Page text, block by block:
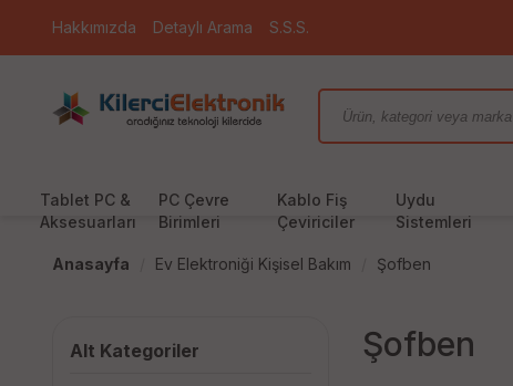
Hakkımızda Detaylı Arama S.S.S.
Tablet PC &
Aksesuarları
PC Çevre
Birimleri
Kablo Fiş
Çeviriciler
Uydu
Sistemleri
Anasayfa Ev Elektroniği Kişisel Bakım Şofben
Alt Kategoriler Şofben